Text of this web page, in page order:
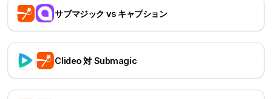
サブマジック vs キャプション
Clideo 対 Submagic